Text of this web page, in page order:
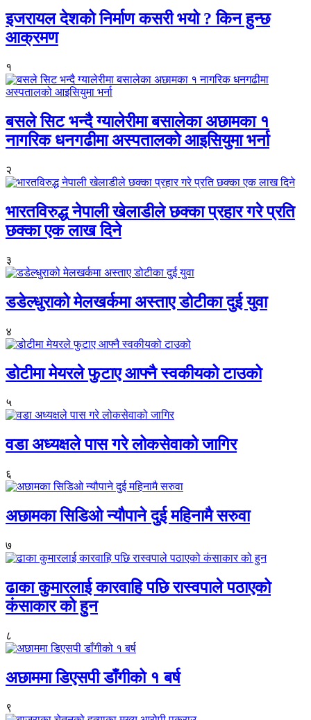
इजरायल देशको निर्माण कसरी भयो ? किन हुन्छ
आक्रमण
१
बसले सिट भन्दै ग्यालेरीमा बसालेका अछामका १
नागरिक धनगढीमा अस्पतालको आइसियुमा भर्ना
२
भारतविरुद्ध नेपाली खेलाडीले छक्का प्रहार गरे प्रति
छक्का एक लाख दिने
३
डडेल्धुराको मेलखर्कमा अस्ताए डोटीका दुई युवा
४
डोटीमा मेयरले फुटाए आफ्नै स्वकीयको टाउको
५
वडा अध्यक्षले पास गरे लोकसेवाको जागिर
६
अछामका सिडिओ न्यौपाने दुई महिनामै सरुवा
७
ढाका कुमारलाई कारवाहि पछि रास्वपाले पठाएको
कंसाकार को हुन
८
अछाममा डिएसपी डाँगीको १ बर्ष
९